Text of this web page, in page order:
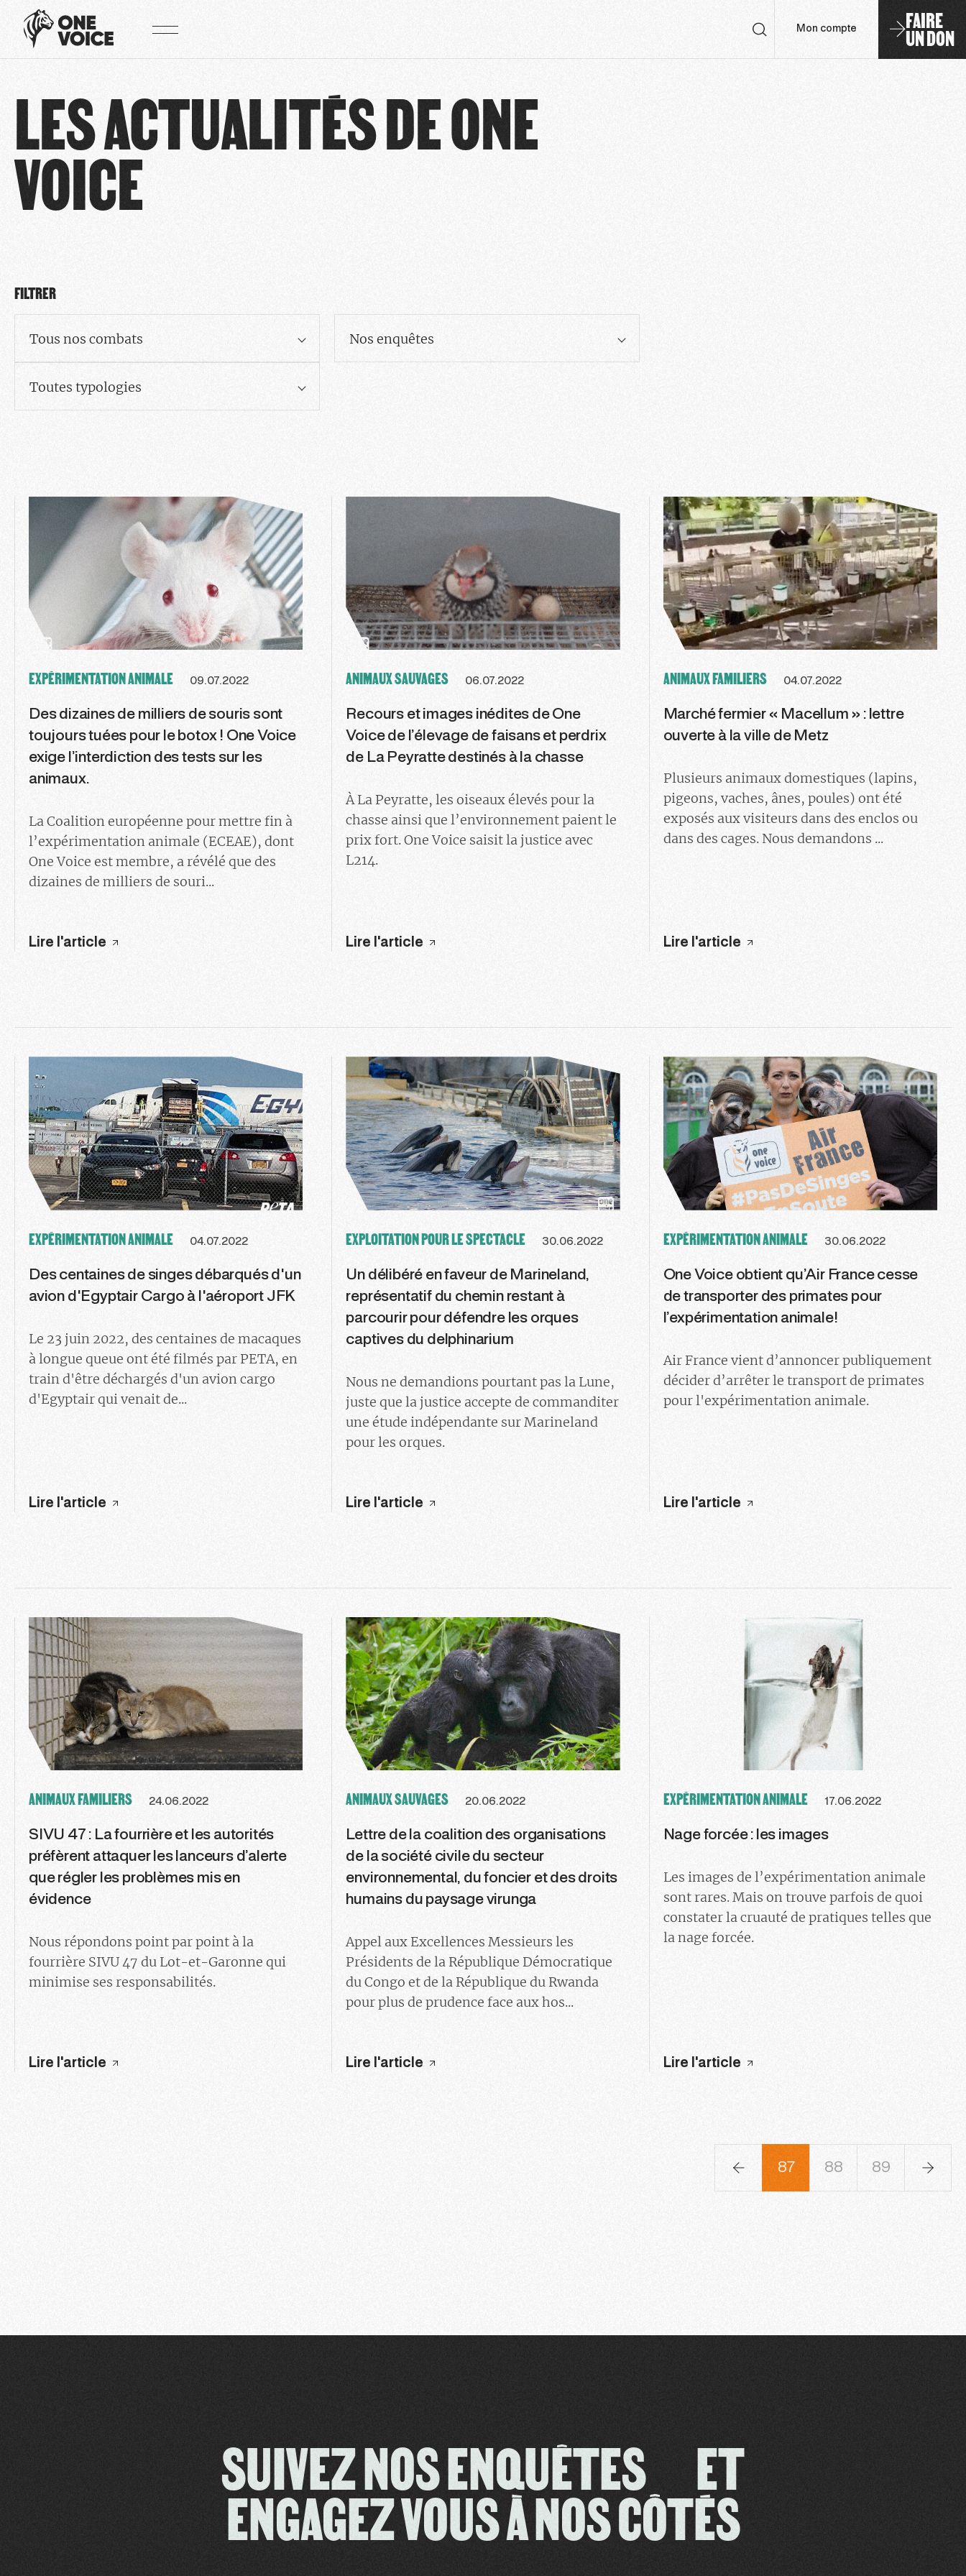
Mon compte FAIRE
UN DON
LES ACTUALITÉS DE ONE
VOICE
FILTRER
Tous nos combats Nos enquêtes
Toutes typologies
EXPÉRIMENTATION ANIMALE 09.07.2022
Des dizaines de milliers de souris sont
toujours tuées pour le botox ! One Voice
exige l’interdiction des tests sur les
animaux.
La Coalition européenne pour mettre fin à
l’expérimentation animale (ECEAE), dont
One Voice est membre, a révélé que des
dizaines de milliers de souri...
Lire l'article
ANIMAUX SAUVAGES 06.07.2022
Recours et images inédites de One
Voice de l’élevage de faisans et perdrix
de La Peyratte destinés à la chasse
À La Peyratte, les oiseaux élevés pour la
chasse ainsi que l’environnement paient le
prix fort. One Voice saisit la justice avec
L214.
Lire l'article
ANIMAUX FAMILIERS 04.07.2022
Marché fermier « Macellum » : lettre
ouverte à la ville de Metz
Plusieurs animaux domestiques (lapins,
pigeons, vaches, ânes, poules) ont été
exposés aux visiteurs dans des enclos ou
dans des cages. Nous demandons ...
Lire l'article
EXPÉRIMENTATION ANIMALE 04.07.2022
Des centaines de singes débarqués d'un
avion d'Egyptair Cargo à l'aéroport JFK
Le 23 juin 2022, des centaines de macaques
à longue queue ont été filmés par PETA, en
train d'être déchargés d'un avion cargo
d'Egyptair qui venait de...
Lire l'article
EXPLOITATION POUR LE SPECTACLE 30.06.2022
Un délibéré en faveur de Marineland,
représentatif du chemin restant à
parcourir pour défendre les orques
captives du delphinarium
Nous ne demandions pourtant pas la Lune,
juste que la justice accepte de commanditer
une étude indépendante sur Marineland
pour les orques.
Lire l'article
EXPÉRIMENTATION ANIMALE 30.06.2022
One Voice obtient qu’Air France cesse
de transporter des primates pour
l’expérimentation animale!
Air France vient d’annoncer publiquement
décider d’arrêter le transport de primates
pour l'expérimentation animale.
Lire l'article
ANIMAUX FAMILIERS 24.06.2022
SIVU 47 : La fourrière et les autorités
préfèrent attaquer les lanceurs d’alerte
que régler les problèmes mis en
évidence
Nous répondons point par point à la
fourrière SIVU 47 du Lot-et-Garonne qui
minimise ses responsabilités.
Lire l'article
ANIMAUX SAUVAGES 20.06.2022
Lettre de la coalition des organisations
de la société civile du secteur
environnemental, du foncier et des droits
humains du paysage virunga
Appel aux Excellences Messieurs les
Présidents de la République Démocratique
du Congo et de la République du Rwanda
pour plus de prudence face aux hos...
Lire l'article
EXPÉRIMENTATION ANIMALE 17.06.2022
Nage forcée : les images
Les images de l’expérimentation animale
sont rares. Mais on trouve parfois de quoi
constater la cruauté de pratiques telles que
la nage forcée.
Lire l'article
86 87 88 89 90
SUIVEZ NOS ENQUÊTES ET
ENGAGEZ VOUS À NOS CÔTÉS